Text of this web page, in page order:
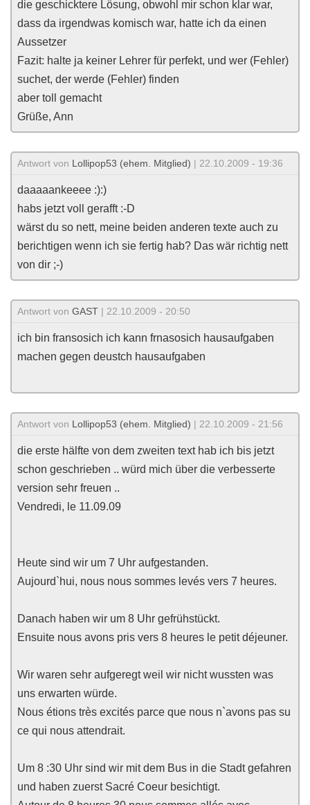
die geschicktere Lösung, obwohl mir schon klar war,
dass da irgendwas komisch war, hatte ich da einen
Aussetzer
Fazit: halte ja keiner Lehrer für perfekt, und wer (Fehler)
suchet, der werde (Fehler) finden
aber toll gemacht
Grüße, Ann
Antwort von Lollipop53 (ehem. Mitglied) | 22.10.2009 - 19:36
daaaaankeeee :):)
habs jetzt voll gerafft :-D
wärst du so nett, meine beiden anderen texte auch zu
berichtigen wenn ich sie fertig hab? Das wär richtig nett
von dir ;-)
Antwort von GAST | 22.10.2009 - 20:50
ich bin fransosich ich kann frnasosich hausaufgaben
machen gegen deustch hausaufgaben
Antwort von Lollipop53 (ehem. Mitglied) | 22.10.2009 - 21:56
die erste hälfte von dem zweiten text hab ich bis jetzt
schon geschrieben .. würd mich über die verbesserte
version sehr freuen ..
Vendredi, le 11.09.09
Heute sind wir um 7 Uhr aufgestanden.
Aujourd`hui, nous nous sommes levés vers 7 heures.
Danach haben wir um 8 Uhr gefrühstückt.
Ensuite nous avons pris vers 8 heures le petit déjeuner.
Wir waren sehr aufgeregt weil wir nicht wussten was
uns erwarten würde.
Nous étions très excités parce que nous n`avons pas su
ce qui nous attendrait.
Um 8 :30 Uhr sind wir mit dem Bus in die Stadt gefahren
und haben zuerst Sacré Coeur besichtigt.